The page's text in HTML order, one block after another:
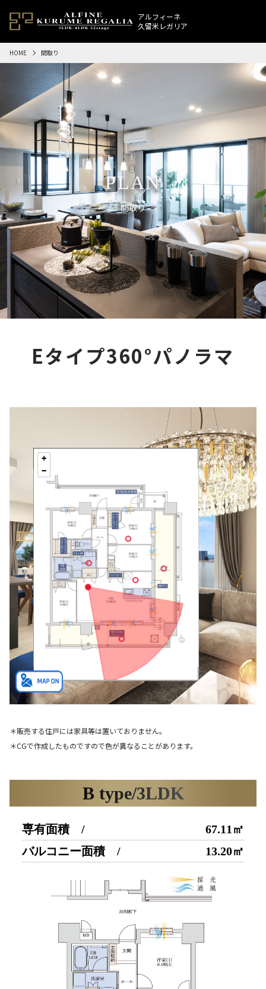
アルフィーネ
久留米レガリア
HOME 間取り
PLAN
間取り
Eタイプ360°パノラマ
＊販売する住戸には家具等は置いておりません。
＊CGで作成したものですので色が異なることがあります。
B type/3LDK
専有面積 /
67.11㎡
バルコニー面積 /
13.20㎡